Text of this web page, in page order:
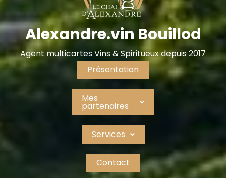
Alexandre.vin Bouillod
Agent multicartes Vins & Spiritueux depuis 2017
Présentation
Mes
partenaires
Services
Contact